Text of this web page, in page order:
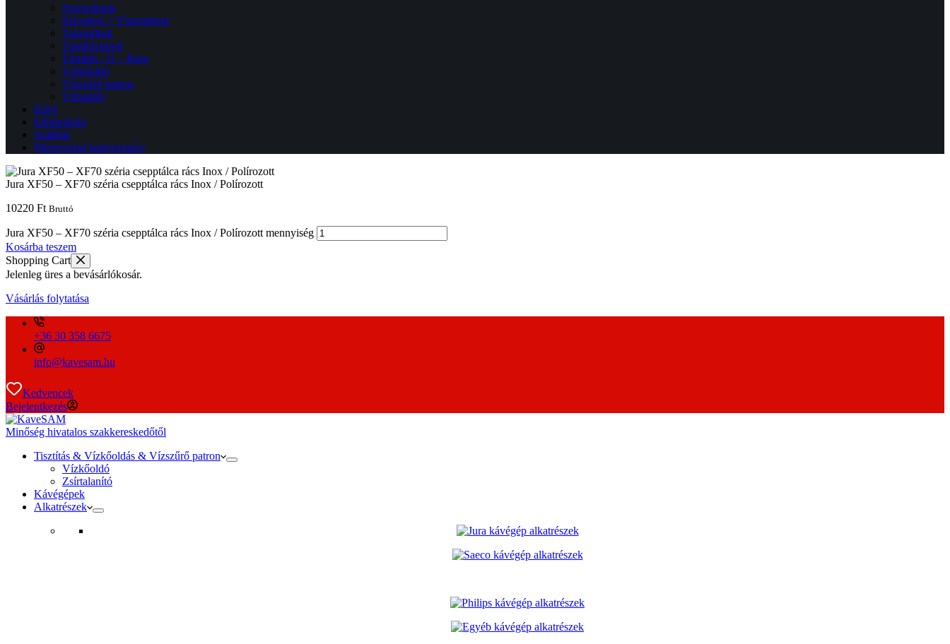
Szerszámok
Szivattyú + Vízrendszer
Tartozékok
Tisztítószerek
Tömítés / O – Ring
Vízkőoldó
Vízszűrő patron
Víztartály
Kávé
Elérhetőség
Szállítás
Mennyiségi kedvezmény
Jura XF50 – XF70 széria csepptálca rács Inox / Polírozott
10220 Ft Bruttó
Jura XF50 – XF70 széria csepptálca rács Inox / Polírozott mennyiség
Kosárba teszem
Shopping Cart
Jelenleg üres a bevásárlókosár.
Vásárlás folytatása
+36 30 358 6675
info@kavesam.hu
Kedvencek
Bejelentkezés
Minőség hivatalos szakkereskedőtől
Tisztítás & Vízkőoldás & Vízszűrő patron
Vízkőoldó
Zsírtalanító
Kávégépek
Alkatrészek